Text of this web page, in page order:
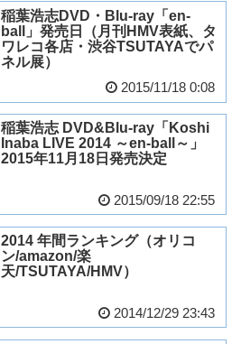
稲葉浩志DVD・Blu-ray「en-
ball」発売日（月刊HMV表紙、タ
ワレコ各店・渋谷TSUTAYAでパ
ネル展）
2015/11/18 0:08
稲葉浩志 DVD&Blu-ray「Koshi
Inaba LIVE 2014 ～en-ball～」
2015年11月18日発売決定
2015/09/18 22:55
2014 年間ランキング（オリコ
ン/amazon/楽
天/TSUTAYA/HMV）
2014/12/29 23:43